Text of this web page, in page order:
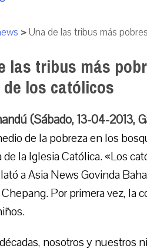
>Una de las tribus más
las tribus más
los católicos
(Sábado, 13-04-2013,
de la pobreza en los
de la Iglesia Católica. «Los
a Asia News Govinda
Por primera vez, la
nosotros y nuestros